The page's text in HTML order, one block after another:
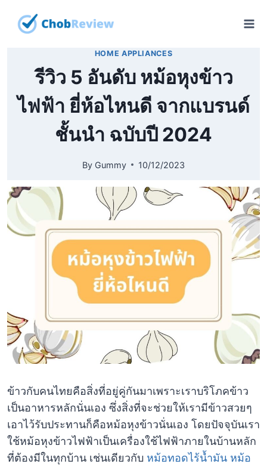
HOME APPLIANCES
รีวิว 5 อันดับ หม้อหุงข้าว
ไฟฟ้า ยี่ห้อไหนดี จากแบรนด์
ชั้นนำ ฉบับปี 2024
By Gummy 10/12/2023
ข้าวกับคนไทยคือสิ่งที่อยู่คู่กันมาเพราะเราบริโภคข้าว
เป็นอาหารหลักนั่นเอง ซึ่งสิ่งที่จะช่วยให้เรามีข้าวสวยๆ
เอาไว้รับประทานก็คือหม้อหุงข้าวนั่นเอง โดยปัจจุบันเรา
ใช้หม้อหุงข้าวไฟฟ้าเป็นเครื่องใช้ไฟฟ้าภายในบ้านหลัก
ที่ต้องมีในทุกบ้าน เช่นเดียวกับ หม้อทอดไร้น้ำมัน หม้อ